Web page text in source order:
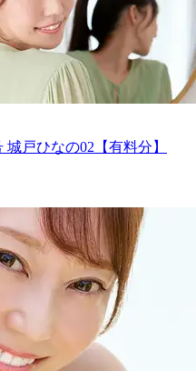
戸ひなの02【有料分】